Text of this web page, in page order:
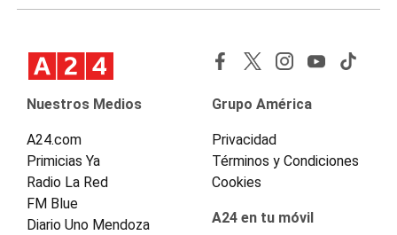
Nuestros Medios
A24.com
Primicias Ya
Radio La Red
FM Blue
Diario Uno Mendoza
Grupo América
Privacidad
Términos y Condiciones
Cookies
A24 en tu móvil